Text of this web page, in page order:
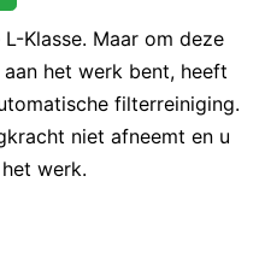
Klasse. Maar om deze
het werk bent, heeft
filterreiniging.
niet afneemt en u
werk.